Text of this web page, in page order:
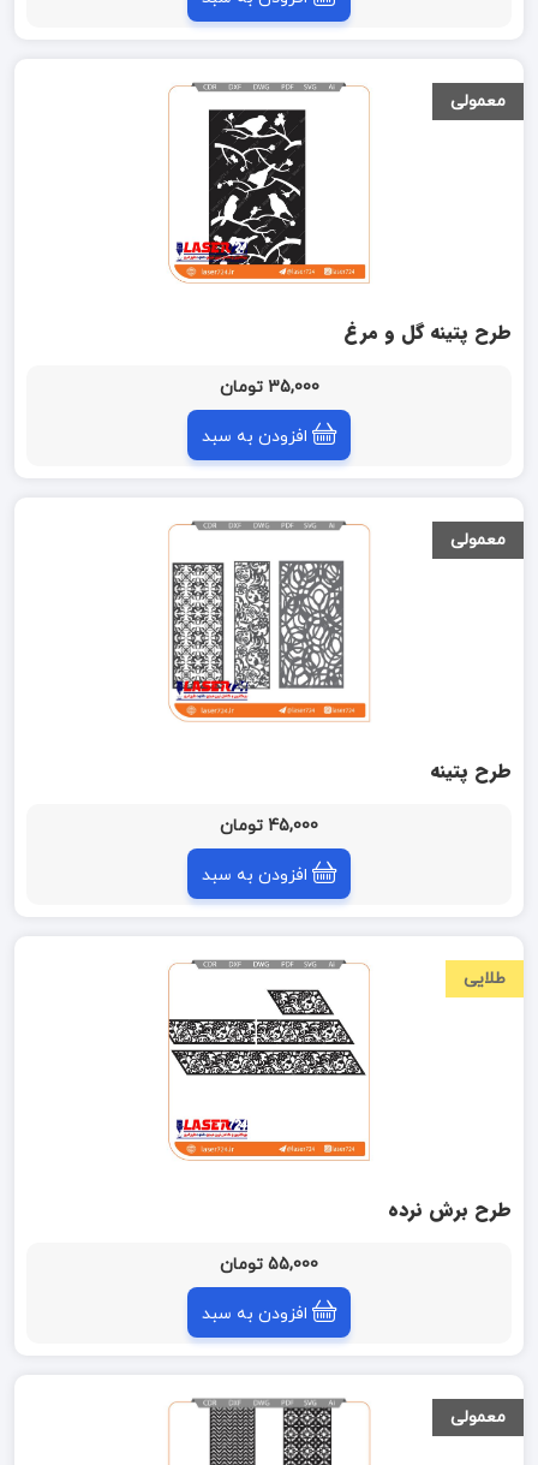
معمولی
طرح پتینه گل و مرغ
35,000 تومان
افزودن به سبد
معمولی
طرح پتینه
45,000 تومان
افزودن به سبد
طلایی
طرح برش نرده
55,000 تومان
افزودن به سبد
معمولی